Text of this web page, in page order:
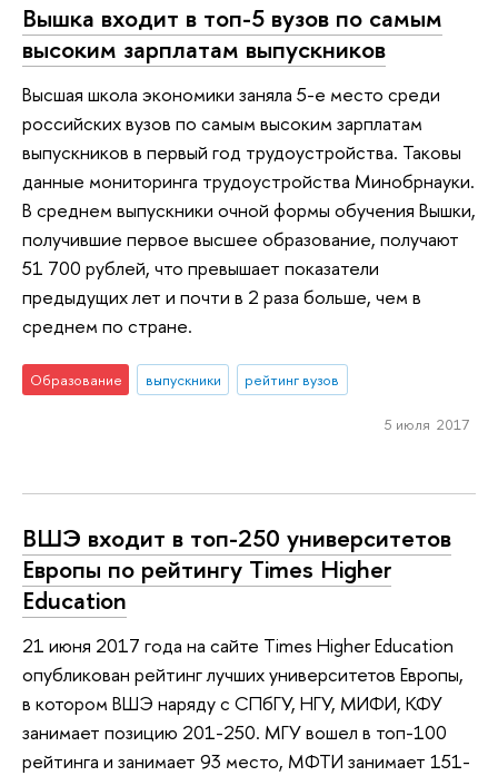
Вышка входит в топ-5 вузов по самым
высоким зарплатам выпускников
Высшая школа экономики заняла 5-е место среди
российских вузов по самым высоким зарплатам
выпускников в первый год трудоустройства. Таковы
данные мониторинга трудоустройства Минобрнауки.
В среднем выпускники очной формы обучения Вышки,
получившие первое высшее образование, получают
51 700 рублей, что превышает показатели
предыдущих лет и почти в 2 раза больше, чем в
среднем по стране.
Образование выпускники рейтинг вузов
5 июля 2017
ВШЭ входит в топ-250 университетов
Европы по рейтингу Times Higher
Education
21 июня 2017 года на сайте Times Higher Education
опубликован рейтинг лучших университетов Европы,
в котором ВШЭ наряду с СПбГУ, НГУ, МИФИ, КФУ
занимает позицию 201-250. МГУ вошел в топ-100
рейтинга и занимает 93 место, МФТИ занимает 151-